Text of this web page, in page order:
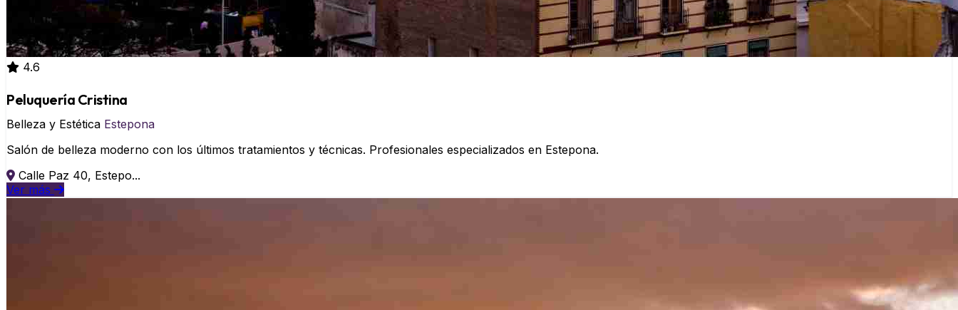
4.6
Peluquería Cristina
Belleza y Estética Estepona
Salón de belleza moderno con los últimos tratamientos y técnicas. Profesionales especializados en Estepona.
Calle Paz 40, Estepo...
Ver más